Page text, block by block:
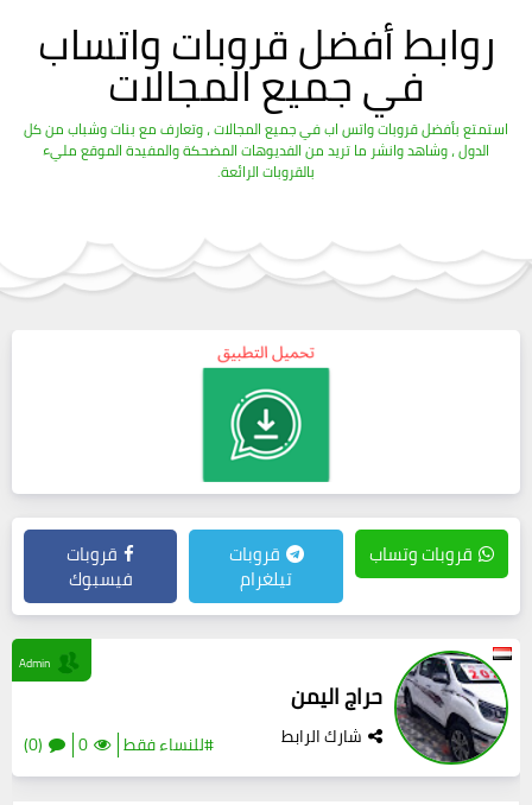
روابط أفضل قروبات واتساب
في جميع المجالات
استمتع بأفضل قروبات واتس اب في جميع المجالات ، وتعارف مع بنات وشباب من كل
الدول ، وشاهد وانشر ما تريد من الفديوهات المضحكة والمفيدة الموقع مليء
بالقروبات الرائعة.
قروبات وتساب قروبات
تيلغرام
قروبات
فيسبوك
حراج اليمن
شارك الرابط #للنساء فقط 0
(0)
Admin